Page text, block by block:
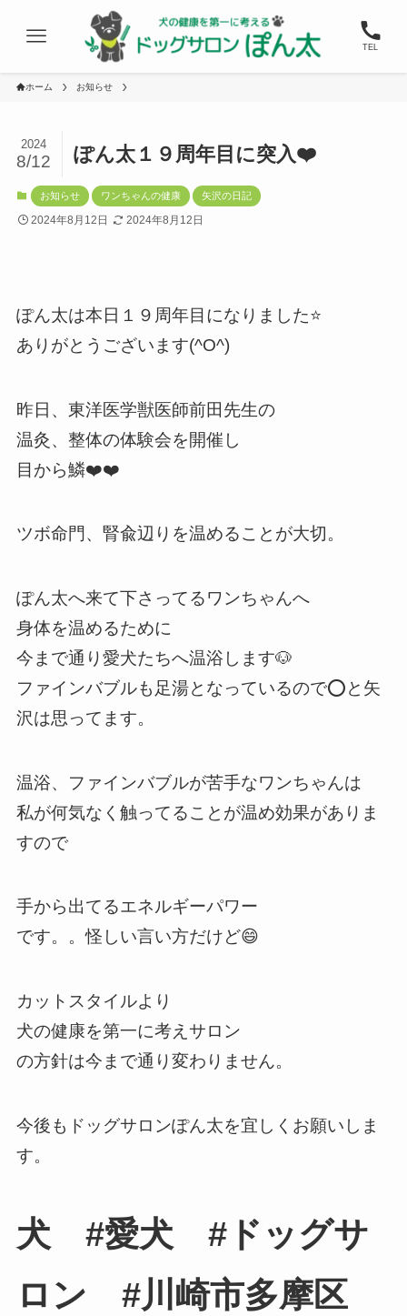
TEL
ホーム お知らせ
ぽん太１９周年目に突入❤️
2024
8/12
お知らせ ワンちゃんの健康 矢沢の日記
2024年8月12日 2024年8月12日
ぽん太は本日１９周年目になりました⭐️
ありがとうございます(^O^)
昨日、東洋医学獣医師前田先生の
温灸、整体の体験会を開催し
目から鱗❤️❤️
ツボ命門、腎兪辺りを温めることが大切。
ぽん太へ来て下さってるワンちゃんへ
身体を温めるために
今まで通り愛犬たちへ温浴します🐶
ファインバブルも足湯となっているので⭕️と矢
沢は思ってます。
温浴、ファインバブルが苦手なワンちゃんは
私が何気なく触ってることが温め効果がありま
すので
手から出てるエネルギーパワー
です。。怪しい言い方だけど😄
カットスタイルより
犬の健康を第一に考えサロン
の方針は今まで通り変わりません。
今後もドッグサロンぽん太を宜しくお願いしま
す。
犬 #愛犬 #ドッグサ
ロン #川崎市多摩区